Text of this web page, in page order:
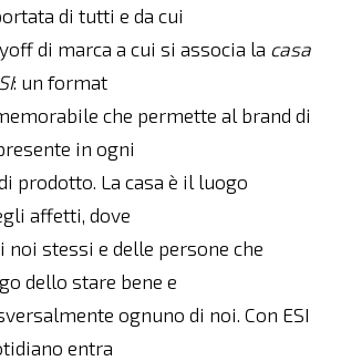
di tutti e da cui
di marca a cui si associa la casa
: un format
che permette al brand di
in ogni
prodotto. La casa è il luogo
affetti, dove
noi stessi e delle persone che
dello stare bene e
ognuno di noi. Con ESI
entra